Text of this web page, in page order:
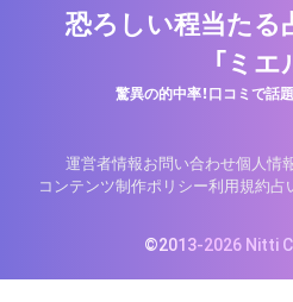
恐ろしい程当たる
「ミエ
驚異の的中率！口コミで話
運営者情報お問い合わせ個人情
コンテンツ制作ポリシー利用規約占
©2013-2026 Nitti